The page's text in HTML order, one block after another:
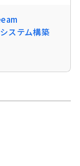
ステム構築